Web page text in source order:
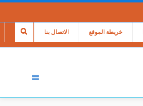
الاتصال بنا خريطة الموقع